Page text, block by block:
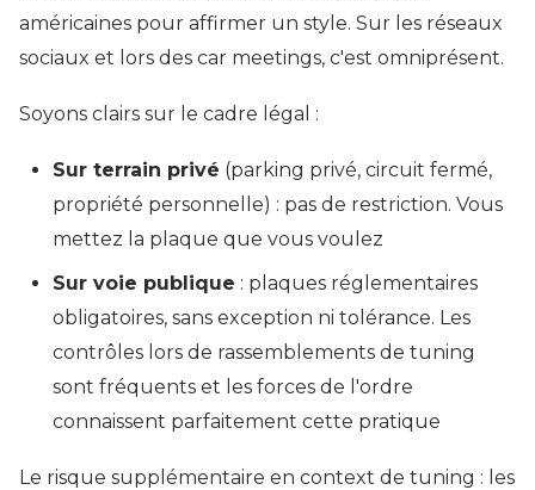
américaines pour affirmer un style. Sur les réseaux
sociaux et lors des car meetings, c'est omniprésent.
Soyons clairs sur le cadre légal :
Sur terrain privé (parking privé, circuit fermé,
propriété personnelle) : pas de restriction. Vous
mettez la plaque que vous voulez
Sur voie publique : plaques réglementaires
obligatoires, sans exception ni tolérance. Les
contrôles lors de rassemblements de tuning
sont fréquents et les forces de l'ordre
connaissent parfaitement cette pratique
Le risque supplémentaire en context de tuning : les